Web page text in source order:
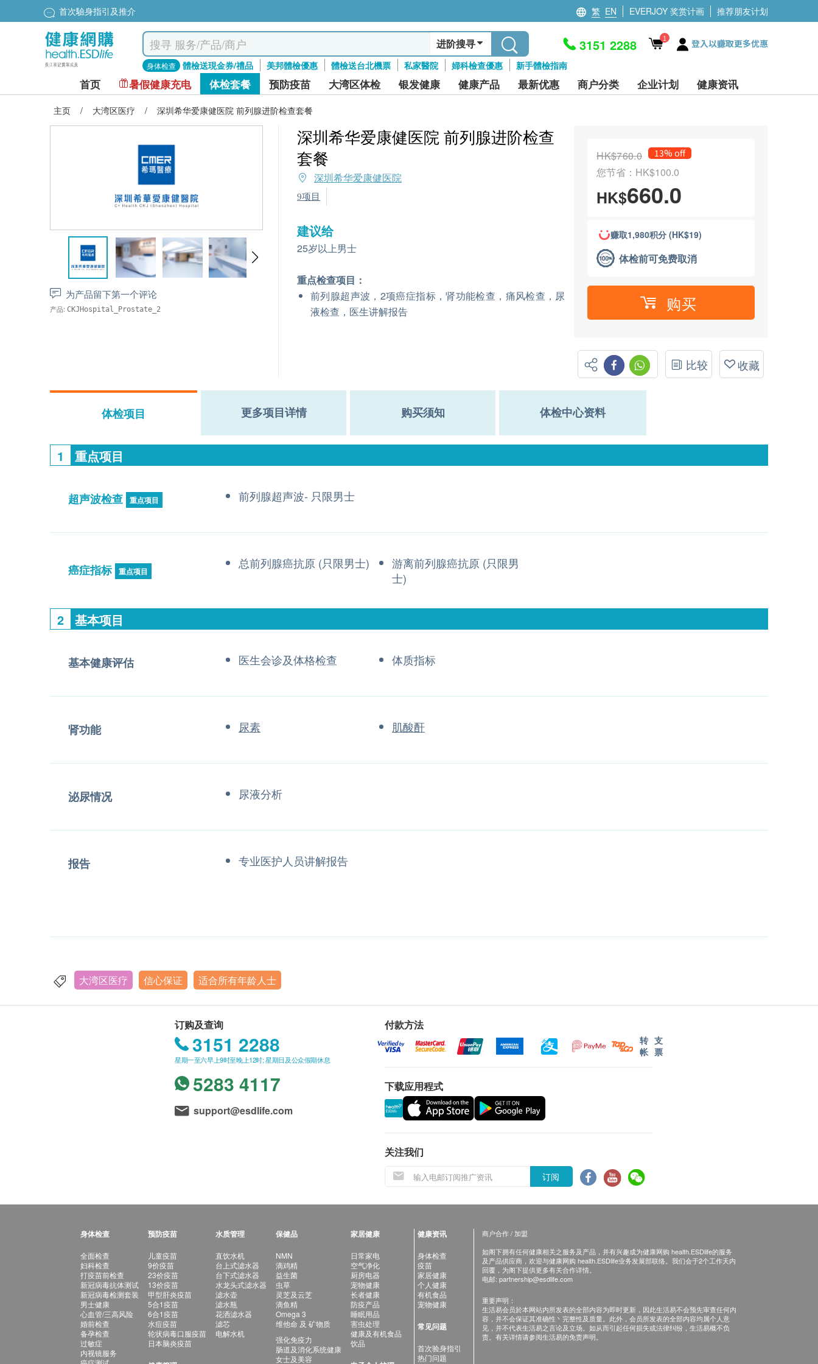
首次驗身指引及推介 繁 EN EVERJOY 奖赏计画 推荐朋友计划
进阶搜寻
身体检查 體檢送現金券/禮品 美邦體檢優惠 體檢送台北機票 私家醫院 婦科檢查優惠 新手體檢指南
3151 2288 1 登入以赚取更多优惠
首页 暑假健康充电 体检套餐 预防疫苗 大湾区体检 银发健康 健康产品 最新优惠 商户分类 企业计划 健康资讯
主页 / 大湾区医疗 / 深圳希华爱康健医院 前列腺进阶检查套餐
为产品留下第一个评论
产品: CKJHospital_Prostate_2
深圳希华爱康健医院 前列腺进阶检查
套餐
深圳希华爱康健医院
9项目
建议给
25岁以上男士
重点检查项目：
前列腺超声波，2项癌症指标，肾功能检查，痛风检查，尿
液检查，医生讲解报告
HK$760.0 13% off
您节省：HK$100.0
HK$660.0
赚取1,980积分 (HK$19)
体检前可免费取消
购买
比较 收藏
体检项目 更多项目详情 购买须知 体检中心资料
1 重点项目
超声波检查 重点项目 前列腺超声波- 只限男士
癌症指标 重点项目
总前列腺癌抗原 (只限男士)
游离前列腺癌抗原 (只限男
士)
2 基本项目
基本健康评估 医生会诊及体格检查 体质指标
肾功能 尿素 肌酸酐
泌尿情况 尿液分析
报告 专业医护人员讲解报告
大湾区医疗 信心保证 适合所有年龄人士
订购及查询
3151 2288
星期一至六早上9时至晚上12时; 星期日及公众假期休息
5283 4117
support@esdlife.com
付款方法
转
帐
支
票
下载应用程式
关注我们
订阅
身体检查
全面检查
妇科检查
打疫苗前检查
新冠病毒抗体测试
新冠病毒检测套装
男士健康
心血管/三高风险
婚前检查
备孕检查
过敏症
内视镜服务
预防疫苗
儿童疫苗
9价疫苗
23价疫苗
13价疫苗
甲型肝炎疫苗
5合1疫苗
6合1疫苗
水痘疫苗
轮状病毒口服疫苗
日本脑炎疫苗
水质管理
直饮水机
台上式滤水器
台下式滤水器
水龙头式滤水器
滤水壶
滤水瓶
花洒滤水器
滤芯
电解水机
保健品
NMN
滴鸡精
益生菌
虫草
灵芝及云芝
滴鱼精
Omega 3
维他命 及 矿物质
强化免疫力
肠道及消化系统健康
女士及美容
家居健康
日常家电
空气净化
厨房电器
宠物健康
长者健康
防疫产品
睡眠用品
害虫处理
健康及有机食品
饮品
健康资讯
身体检查
疫苗
家居健康
个人健康
有机食品
宠物健康
常见问题
首次验身指引
热门问题
商户合作 / 加盟
如阁下拥有任何健康相关之服务及产品，并有兴趣成为健康网购 health.ESDlife的服务
及产品供应商，欢迎与健康网购 health.ESDlife业务发展部联络。我们会于2个工作天内
回覆，为阁下提供更多有关合作详情。
电邮: partnership@esdlife.com
重要声明：
生活易会员於本网站内所发表的全部内容为即时更新，因此生活易不会预先审查任何内
容，并不会保证其准确性丶完整性及质量。此外，会员所发表的全部内容均属个人意
见，并不代表生活易之言论及立场。如从而引起任何损失或法律纠纷，生活易概不负
责。有关详情请参阅生活易的免责声明。